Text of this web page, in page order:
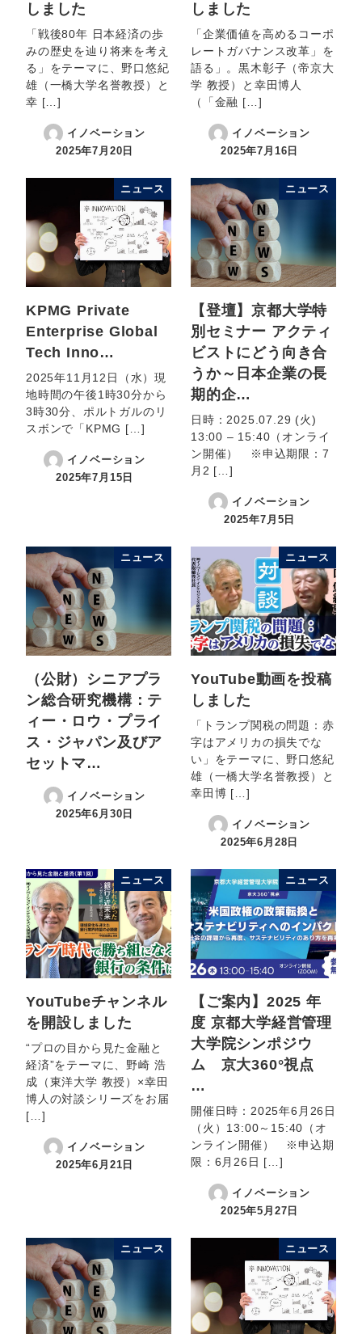
しました
「戦後80年 日本経済の歩
みの歴史を辿り将来を考え
る」をテーマに、野口悠紀
雄（一橋大学名誉教授）と
幸 […]
イノベーション
2025年7月20日
しました
「企業価値を高めるコーポ
レートガバナンス改革」を
語る」。黒木彰子（帝京大
学 教授）と幸田博人
（「金融 […]
イノベーション
2025年7月16日
ニュース
KPMG Private
Enterprise Global
Tech Inno…
2025年11月12日（水）現
地時間の午後1時30分から
3時30分、ポルトガルのリ
スボンで「KPMG […]
イノベーション
2025年7月15日
ニュース
【登壇】京都大学特
別セミナー アクティ
ビストにどう向き合
うか～日本企業の長
期的企…
日時：2025.07.29 (火)
13:00 – 15:40（オンライ
ン開催） ※申込期限：7
月2 […]
イノベーション
2025年7月5日
ニュース
（公財）シニアプラ
ン総合研究機構：テ
ィー・ロウ・プライ
ス・ジャパン及びア
セットマ…
イノベーション
2025年6月30日
ニュース
YouTube動画を投稿
しました
「トランプ関税の問題：赤
字はアメリカの損失でな
い」をテーマに、野口悠紀
雄（一橋大学名誉教授）と
幸田博 […]
イノベーション
2025年6月28日
ニュース
YouTubeチャンネル
を開設しました
“プロの目から見た金融と
経済”をテーマに、野崎 浩
成（東洋大学 教授）×幸田
博人の対談シリーズをお届
[…]
イノベーション
2025年6月21日
ニュース
【ご案内】2025 年
度 京都大学経営管理
大学院シンポジウ
ム 京大360°視点
…
開催日時：2025年6月26日
（火）13:00～15:40（オ
ンライン開催） ※申込期
限：6月26日 […]
イノベーション
2025年5月27日
ニュース ニュース